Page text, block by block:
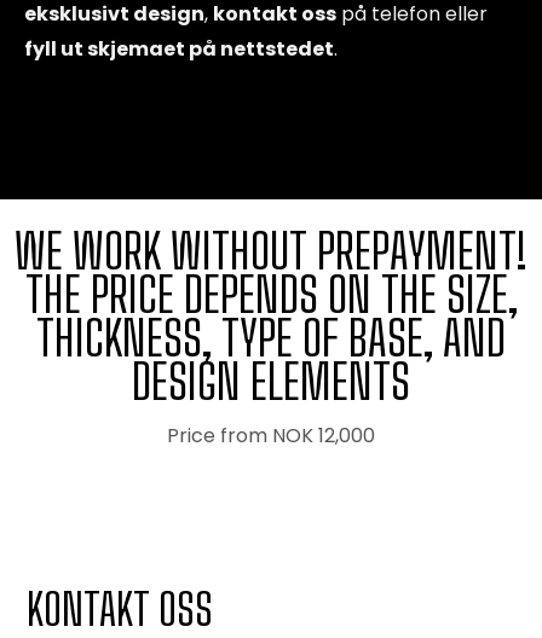
eksklusivt design, kontakt oss på telefon eller
fyll ut skjemaet på nettstedet.
WE WORK WITHOUT PREPAYMENT!
THE PRICE DEPENDS ON THE SIZE,
THICKNESS, TYPE OF BASE, AND
DESIGN ELEMENTS
Price from NOK 12,000
KONTAKT OSS